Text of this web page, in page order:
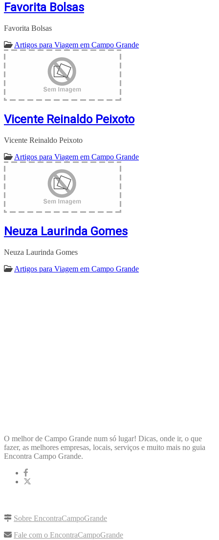
Favorita Bolsas
Favorita Bolsas
Artigos para Viagem em Campo Grande
Vicente Reinaldo Peixoto
Vicente Reinaldo Peixoto
Artigos para Viagem em Campo Grande
Neuza Laurinda Gomes
Neuza Laurinda Gomes
Artigos para Viagem em Campo Grande
O melhor de Campo Grande num só lugar! Dicas, onde ir, o que
fazer, as melhores empresas, locais, serviços e muito mais no guia
Encontra Campo Grande.
Sobre EncontraCampoGrande
Fale com o EncontraCampoGrande